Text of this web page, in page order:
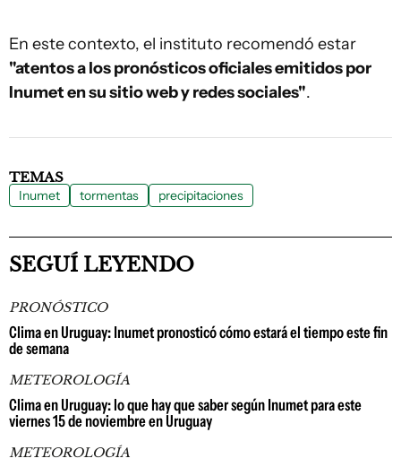
En este contexto, el instituto recomendó estar
"atentos a los pronósticos oficiales emitidos por
Inumet en su sitio web y redes sociales".
TEMAS
Inumet tormentas precipitaciones
SEGUÍ LEYENDO
PRONÓSTICO
Clima en Uruguay: Inumet pronosticó cómo estará el tiempo este fin
de semana
METEOROLOGÍA
Clima en Uruguay: lo que hay que saber según Inumet para este
viernes 15 de noviembre en Uruguay
METEOROLOGÍA